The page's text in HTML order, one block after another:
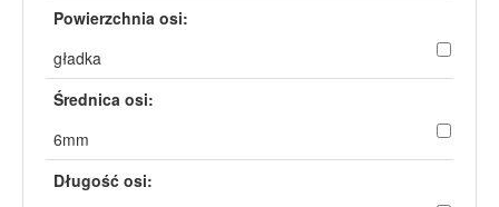
Powierzchnia osi:
gładka
Średnica osi:
6mm
Długość osi: